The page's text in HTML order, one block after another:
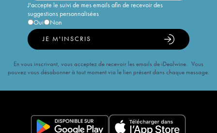
J'accepte le suivi de mes emails afin de recevoir des
suggestions personnalisées
Oui
Non
JE M'INSCRIS
En vous inscrivant, vous acceptez de recevoir les emails de iDealwine. Vous
pouvez vous désabonner à tout moment via le lien présent dans chaque message.